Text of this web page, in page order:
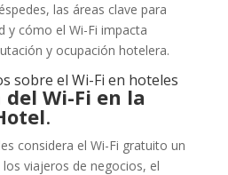
las áreas clave para
y cómo el Wi-Fi impacta
y ocupación hotelera.
sobre el Wi-Fi en hoteles
Wi-Fi en la
.
considera el Wi-Fi gratuito un
los viajeros de negocios, el